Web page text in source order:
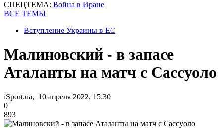
СПЕЦТЕМА: Война в Иране
ВСЕ ТЕМЫ
Вступление Украины в ЕС
Малиновский - в запасе
Аталанты на матч с Сассуоло
iSport.ua, 10 апреля 2022, 15:30
0
893